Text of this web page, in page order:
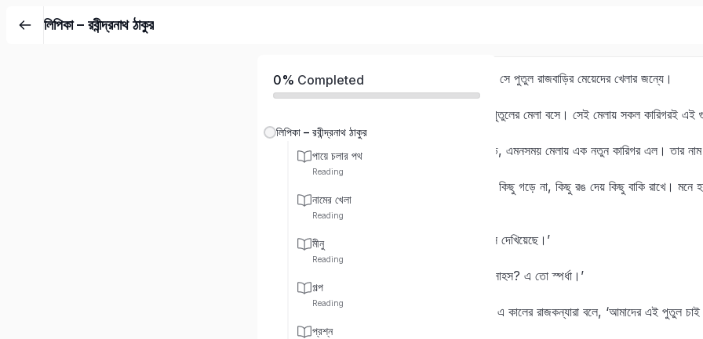
লিপিকা – রবীন্দ্রনাথ ঠাকুর
0% Completed
লিপিকা – রবীন্দ্রনাথ ঠাকুর
পায়ে চলার পথ
Reading
নামের খেলা
Reading
মীনু
Reading
গল্প
Reading
প্রশ্ন
এই গুণী কেবল পুতুল তৈরি করত; সে পুতুল রাজবাড়ির মেয়েদের খেলার জন্যে।
বছরে বছরে রাজবাড়ির আঙিনায় পুতুলের মেলা বসে। সেই মেলায় সকল কারিগরই এই
যখন তার বয়স হল প্রায় চার কুড়ি, এমনসময় মেলায় এক নতুন কারিগর এল। তার
যে পুতুল সে গড়ে তার কিছু গড়ে কিছু গড়ে না, কিছু রঙ দেয় কিছু বাকি রাখে।
নবীনের দল বললে, ‘লোকটা সাহস দেখিয়েছে।’
প্রবীণের দল বললে, ‘একে বলে সাহস? এ তো স্পর্ধা।’
কিন্তু, নতুন কালের নতুন দাবি। এ কালের রাজকন্যারা বলে, ‘আমাদের এই পুতুল
Sign in